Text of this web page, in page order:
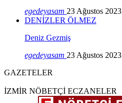
egedeyasam 23 Ağustos 2023
DENİZLER ÖLMEZ
Deniz Gezmiş
egedeyasam 23 Ağustos 2023
GAZETELER
İZMİR NÖBETÇİ ECZANELER